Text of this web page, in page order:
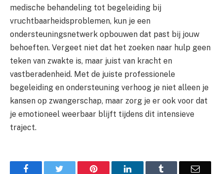
medische behandeling tot begeleiding bij
vruchtbaarheidsproblemen, kun je een
ondersteuningsnetwerk opbouwen dat past bij jouw
behoeften. Vergeet niet dat het zoeken naar hulp geen
teken van zwakte is, maar juist van kracht en
vastberadenheid. Met de juiste professionele
begeleiding en ondersteuning verhoog je niet alleen je
kansen op zwangerschap, maar zorg je er ook voor dat
je emotioneel weerbaar blijft tijdens dit intensieve
traject.
Facebook Pinterest LinkedIn Email